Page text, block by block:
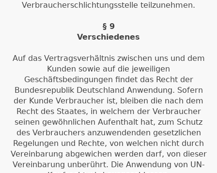
Verbraucherschlichtungsstelle teilzunehmen.
§ 9
Verschiedenes
Auf das Vertragsverhältnis zwischen uns und dem
Kunden sowie auf die jeweiligen
Geschäftsbedingungen findet das Recht der
Bundesrepublik Deutschland Anwendung. Sofern
der Kunde Verbraucher ist, bleiben die nach dem
Recht des Staates, in welchem der Verbraucher
seinen gewöhnlichen Aufenthalt hat, zum Schutz
des Verbrauchers anzuwendenden gesetzlichen
Regelungen und Rechte, von welchen nicht durch
Vereinbarung abgewichen werden darf, von dieser
Vereinbarung unberührt. Die Anwendung von UN-